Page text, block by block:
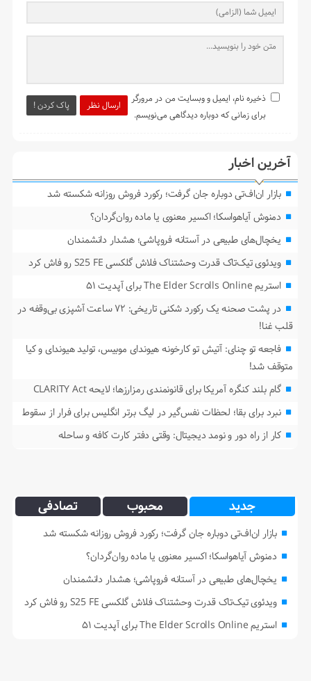
ارسال نظر پاک کردن !
ذخیره نام، ایمیل و وبسایت من در مرورگر
برای زمانی که دوباره دیدگاهی می‌نویسم.
آخرین اخبار
بازار ان‌اف‌تی دوباره جان گرفت؛ رکورد فروش روزانه شکسته شد
دمنوش آیاهواسکا؛ اکسیر معنوی یا ماده روان‌گردان؟
یخچال‌های طبیعی در آستانه فروپاشی؛ هشدار دانشمندان
ویدئوی تیک‌تاک قدرت وحشتناک فلاش گلکسی S25 FE رو فاش کرد
استریم The Elder Scrolls Online برای آپدیت ۵۱
در پشت صحنه یک رکورد شکنی تاریخی: ۷۲ ساعت آشپزی بی‌وقفه در
قلب غنا!
فاجعه تو چنای: آتیش تو کارخونه هیوندای موبیس، تولید هیوندای و کیا
متوقف شد!
گام بلند کنگره آمریکا برای قانونمندی رمزارزها؛ لایحه CLARITY Act
نبرد برای بقا؛ لحظات نفس‌گیر در لیگ برتر انگلیس برای فرار از سقوط
کار از راه دور و نومد دیجیتال: وقتی دفتر کارت کافه و ساحله
جدید محبوب تصادفی
بازار ان‌اف‌تی دوباره جان گرفت؛ رکورد فروش روزانه شکسته شد
دمنوش آیاهواسکا؛ اکسیر معنوی یا ماده روان‌گردان؟
یخچال‌های طبیعی در آستانه فروپاشی؛ هشدار دانشمندان
ویدئوی تیک‌تاک قدرت وحشتناک فلاش گلکسی S25 FE رو فاش کرد
استریم The Elder Scrolls Online برای آپدیت ۵۱